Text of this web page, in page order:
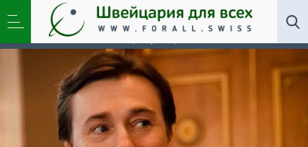
Искусство»
Сергей Безруков. Моноспектакль «И
жизнь, и театр, и кино». В Женеве и Цюрихе